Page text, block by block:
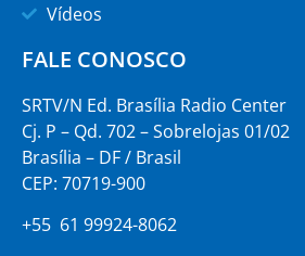
Vídeos
FALE CONOSCO
SRTV/N Ed. Brasília Radio Center
Cj. P – Qd. 702 – Sobrelojas 01/02
Brasília – DF / Brasil
CEP: 70719-900
+55 61 99924-8062